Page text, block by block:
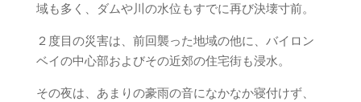
域も多く、ダムや川の水位もすでに再び決壊寸前。
２度目の災害は、前回襲った地域の他に、バイロン
ベイの中心部およびその近郊の住宅街も浸水。
その夜は、あまりの豪雨の音になかなか寝付けず、